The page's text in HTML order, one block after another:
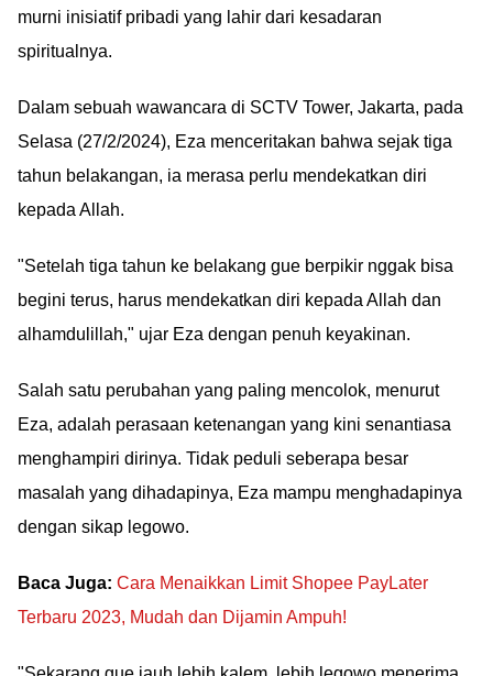
murni inisiatif pribadi yang lahir dari kesadaran
spiritualnya.
Dalam sebuah wawancara di SCTV Tower, Jakarta, pada
Selasa (27/2/2024), Eza menceritakan bahwa sejak tiga
tahun belakangan, ia merasa perlu mendekatkan diri
kepada Allah.
"Setelah tiga tahun ke belakang gue berpikir nggak bisa
begini terus, harus mendekatkan diri kepada Allah dan
alhamdulillah," ujar Eza dengan penuh keyakinan.
Salah satu perubahan yang paling mencolok, menurut
Eza, adalah perasaan ketenangan yang kini senantiasa
menghampiri dirinya. Tidak peduli seberapa besar
masalah yang dihadapinya, Eza mampu menghadapinya
dengan sikap legowo.
Baca Juga: Cara Menaikkan Limit Shopee PayLater
Terbaru 2023, Mudah dan Dijamin Ampuh!